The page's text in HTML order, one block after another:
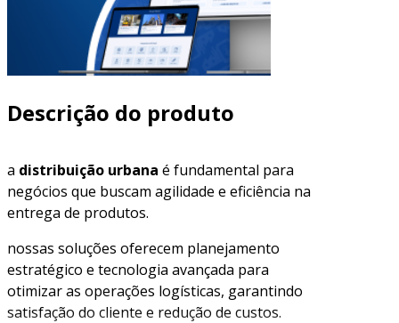
Descrição do produto
a distribuição urbana é fundamental para
negócios que buscam agilidade e eficiência na
entrega de produtos.
nossas soluções oferecem planejamento
estratégico e tecnologia avançada para
otimizar as operações logísticas, garantindo
satisfação do cliente e redução de custos.